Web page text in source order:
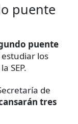
puente
puente
los
SEP.
de
tres